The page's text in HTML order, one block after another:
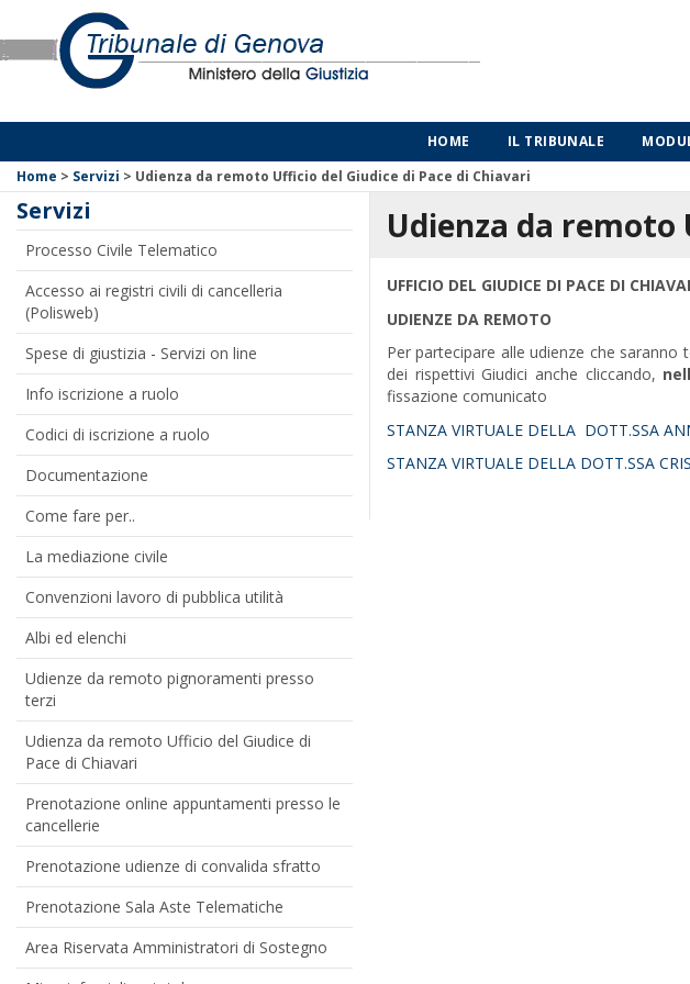
HOME IL TRIBUNALE
Home > Servizi > Udienza da remoto Ufficio del Giudice di Pace di Chiavari
Servizi
Processo Civile Telematico
Accesso ai registri civili di cancelleria
(Polisweb)
Spese di giustizia - Servizi on line
Info iscrizione a ruolo
Codici di iscrizione a ruolo
Documentazione
Come fare per..
La mediazione civile
Convenzioni lavoro di pubblica utilità
Albi ed elenchi
Udienze da remoto pignoramenti presso
terzi
Udienza da remoto Ufficio del Giudice di
Pace di Chiavari
Prenotazione online appuntamenti presso le
cancellerie
Prenotazione udienze di convalida sfratto
Prenotazione Sala Aste Telematiche
Area Riservata Amministratori di Sostegno
Udienza da remoto
UFFICIO DEL GIUDICE DI PACE DI
UDIENZE DA REMOTO
Per partecipare alle udienze che saranno
dei rispettivi Giudici anche cliccando,
fissazione comunicato
STANZA VIRTUALE DELLA DOTT.SSA
STANZA VIRTUALE DELLA DOTT.SSA